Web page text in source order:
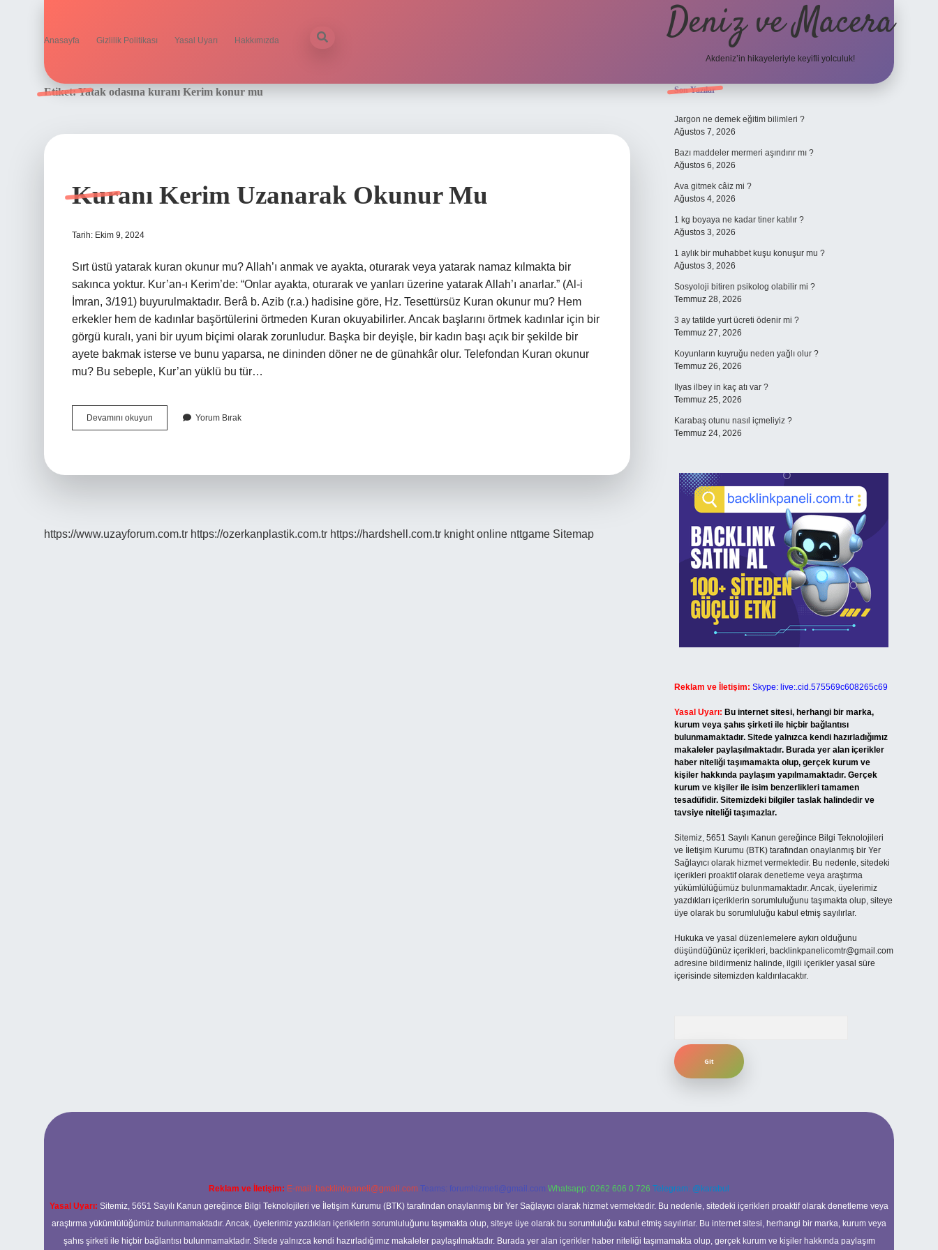
Anasayfa Gizlilik Politikası Yasal Uyarı Hakkımızda Deniz ve Macera
Akdeniz’in hikayeleriyle keyifli yolculuk!
Etiket:Yatak odasına kuranı Kerim konur mu
Kuranı Kerim Uzanarak Okunur Mu
Tarih: Ekim 9, 2024
Sırt üstü yatarak kuran okunur mu? Allah’ı anmak ve ayakta, oturarak veya yatarak namaz kılmakta bir
sakınca yoktur. Kur’an-ı Kerim’de: “Onlar ayakta, oturarak ve yanları üzerine yatarak Allah’ı anarlar.” (Al-i
İmran, 3/191) buyurulmaktadır. Berâ b. Azib (r.a.) hadisine göre, Hz. Tesettürsüz Kuran okunur mu? Hem
erkekler hem de kadınlar başörtülerini örtmeden Kuran okuyabilirler. Ancak başlarını örtmek kadınlar için bir
görgü kuralı, yani bir uyum biçimi olarak zorunludur. Başka bir deyişle, bir kadın başı açık bir şekilde bir
ayete bakmak isterse ve bunu yaparsa, ne dininden döner ne de günahkâr olur. Telefondan Kuran okunur
mu? Bu sebeple, Kur’an yüklü bu tür…
Devamını okuyun
Kerim
Yorum Bırak
https://www.uzayforum.com.tr https://ozerkanplastik.com.tr https://hardshell.com.tr knight online nttgame Sitemap
Sidebar
Son Yazılar
Jargon ne demek eğitim bilimleri ?
Ağustos 7, 2026
Bazı maddeler mermeri aşındırır mı ?
Ağustos 6, 2026
Ava gitmek câiz mi ?
Ağustos 4, 2026
1 kg boyaya ne kadar tiner katılır ?
Ağustos 3, 2026
1 aylık bir muhabbet kuşu konuşur mu ?
Ağustos 3, 2026
Sosyoloji bitiren psikolog olabilir mi ?
Temmuz 28, 2026
3 ay tatilde yurt ücreti ödenir mi ?
Temmuz 27, 2026
Koyunların kuyruğu neden yağlı olur ?
Temmuz 26, 2026
Ilyas ilbey in kaç atı var ?
Temmuz 25, 2026
Karabaş otunu nasıl içmeliyiz ?
Temmuz 24, 2026
Reklam ve İletişim: Skype: live:.cid.575569c608265c69
Yasal Uyarı: Bu internet sitesi, herhangi bir marka,
kurum veya şahıs şirketi ile hiçbir bağlantısı
bulunmamaktadır. Sitede yalnızca kendi hazırladığımız
makaleler paylaşılmaktadır. Burada yer alan içerikler
haber niteliği taşımamakta olup, gerçek kurum ve
kişiler hakkında paylaşım yapılmamaktadır. Gerçek
kurum ve kişiler ile isim benzerlikleri tamamen
tesadüfidir. Sitemizdeki bilgiler taslak halindedir ve
tavsiye niteliği taşımazlar.
Sitemiz, 5651 Sayılı Kanun gereğince Bilgi Teknolojileri
ve İletişim Kurumu (BTK) tarafından onaylanmış bir Yer
Sağlayıcı olarak hizmet vermektedir. Bu nedenle, sitedeki
içerikleri proaktif olarak denetleme veya araştırma
yükümlülüğümüz bulunmamaktadır. Ancak, üyelerimiz
yazdıkları içeriklerin sorumluluğunu taşımakta olup, siteye
üye olarak bu sorumluluğu kabul etmiş sayılırlar.
Hukuka ve yasal düzenlemelere aykırı olduğunu
düşündüğünüz içerikleri, backlinkpanelicomtr@gmail.com
adresine bildirmeniz halinde, ilgili içerikler yasal süre
içerisinde sitemizden kaldırılacaktır.
Reklam ve İletişim: E-mail: backlinkpaneli@gmail.com Teams: forumhizmeti@gmail.com Whatsapp: 0262 606 0 726 Telegram: @karabul
Yasal Uyarı: Sitemiz, 5651 Sayılı Kanun gereğince Bilgi Teknolojileri ve İletişim Kurumu (BTK) tarafından onaylanmış bir Yer Sağlayıcı olarak hizmet vermektedir. Bu nedenle, sitedeki içerikleri proaktif olarak denetleme veya
araştırma yükümlülüğümüz bulunmamaktadır. Ancak, üyelerimiz yazdıkları içeriklerin sorumluluğunu taşımakta olup, siteye üye olarak bu sorumluluğu kabul etmiş sayılırlar. Bu internet sitesi, herhangi bir marka, kurum veya
şahıs şirketi ile hiçbir bağlantısı bulunmamaktadır. Sitede yalnızca kendi hazırladığımız makaleler paylaşılmaktadır. Burada yer alan içerikler haber niteliği taşımamakta olup, gerçek kurum ve kişiler hakkında paylaşım